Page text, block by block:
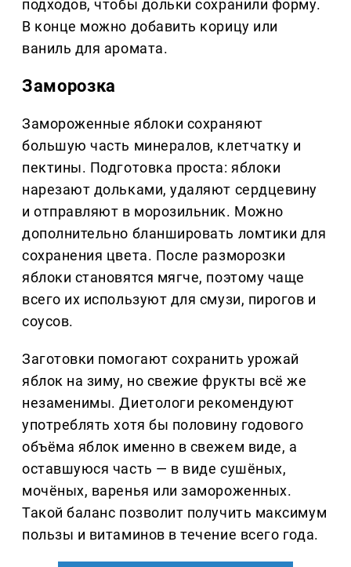
подходов, чтобы дольки сохранили форму.
В конце можно добавить корицу или
ваниль для аромата.
Заморозка
Замороженные яблоки сохраняют
большую часть минералов, клетчатку и
пектины. Подготовка проста: яблоки
нарезают дольками, удаляют сердцевину
и отправляют в морозильник. Можно
дополнительно бланшировать ломтики для
сохранения цвета. После разморозки
яблоки становятся мягче, поэтому чаще
всего их используют для смузи, пирогов и
соусов.
Заготовки помогают сохранить урожай
яблок на зиму, но свежие фрукты всё же
незаменимы. Диетологи рекомендуют
употреблять хотя бы половину годового
объёма яблок именно в свежем виде, а
оставшуюся часть — в виде сушёных,
мочёных, варенья или замороженных.
Такой баланс позволит получить максимум
пользы и витаминов в течение всего года.